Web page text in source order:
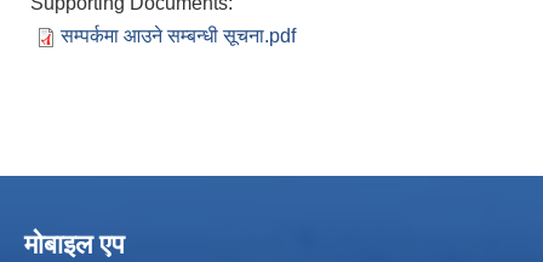
सम्पर्कमा आउने सम्बन्धी सूचना.pdf
मोबाइल एप